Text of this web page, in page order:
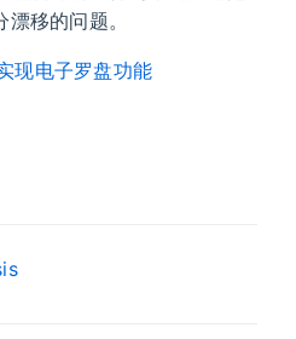
移的问题。
现电子罗盘功能